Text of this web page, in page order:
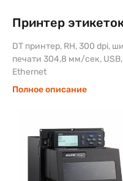
Принтер
DT принтер, RH, 300 dpi,
печати 304,8 мм/сек, USB,
Ethernet
Полное описание